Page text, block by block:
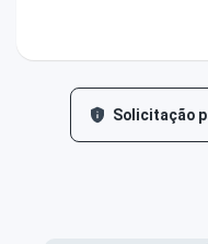
Solicitação